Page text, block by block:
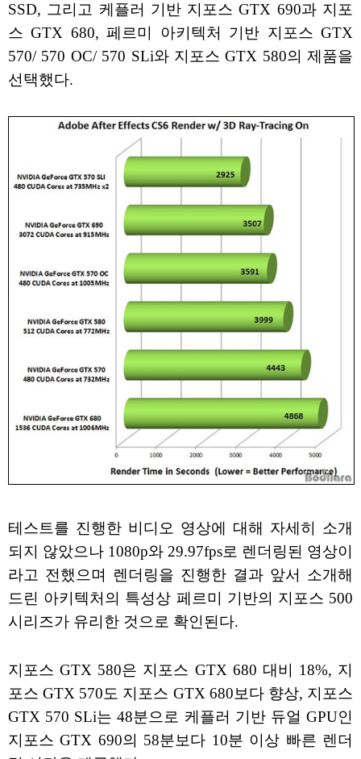
SSD, 그리고 케플러 기반 지포스 GTX 690과 지포
스 GTX 680, 페르미 아키텍처 기반 지포스 GTX
570/ 570 OC/ 570 SLi와 지포스 GTX 580의 제품을
선택했다.
테스트를 진행한 비디오 영상에 대해 자세히 소개
되지 않았으나 1080p와 29.97fps로 렌더링된 영상이
라고 전했으며 렌더링을 진행한 결과 앞서 소개해
드린 아키텍처의 특성상 페르미 기반의 지포스 500
시리즈가 유리한 것으로 확인된다.
지포스 GTX 580은 지포스 GTX 680 대비 18%, 지
포스 GTX 570도 지포스 GTX 680보다 향상, 지포스
GTX 570 SLi는 48분으로 케플러 기반 듀얼 GPU인
지포스 GTX 690의 58분보다 10분 이상 빠른 렌더